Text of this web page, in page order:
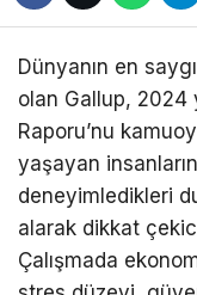
Dünyanın en
olan Gallup, 2024
Raporu’nu
yaşayan
deneyimledikleri
alarak dikkat
Çalışmada